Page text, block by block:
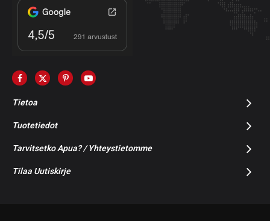
Tietoa
Tuotetiedot
Tarvitsetko Apua? / Yhteystietomme
Tilaa Uutiskirje